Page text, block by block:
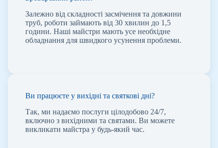
Залежно від складності засмічення та довжини
труб, роботи займають від 30 хвилин до 1,5
години. Наші майстри мають усе необхідне
обладнання для швидкого усунення проблеми.
Ви працюєте у вихідні та святкові дні?
Так, ми надаємо послуги цілодобово 24/7,
включно з вихідними та святами. Ви можете
викликати майстра у будь-який час.